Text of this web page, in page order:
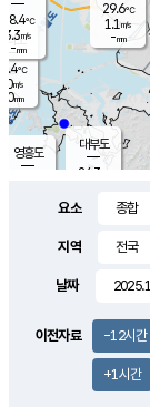
의도
℃
m/s
mm
영흥도
대부도
24.3
14.5
28.4℃
3.3m/s
-mm
29.6℃
1.1 m/s
-mm
요소
지역
날짜
이전자료 -12시간
+1시간